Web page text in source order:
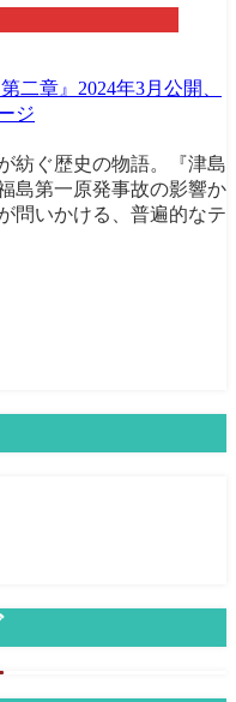
二章』2024年3月公開、
ジ
紡ぐ歴史の物語。『津島
島第一原発事故の影響か
問いかける、普遍的なテ